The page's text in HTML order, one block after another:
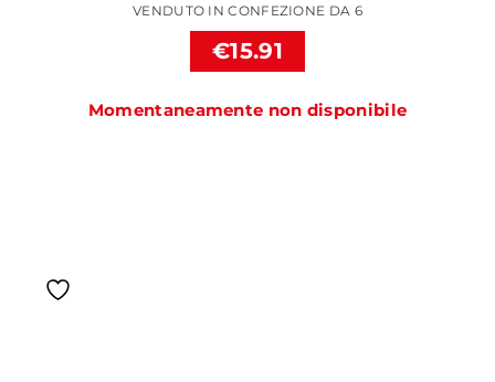
VENDUTO IN CONFEZIONE DA 6
€15.91
Momentaneamente non disponibile